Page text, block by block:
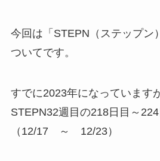
今回は「STEPN（ステップン
ついてです。
すでに2023年になっています
STEPN32週目の218日目～224
（12/17 ～ 12/23）